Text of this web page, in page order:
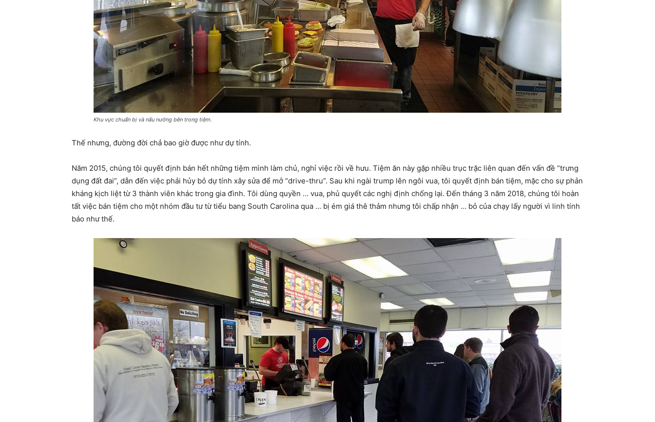
Khu vực chuẩn bị và nấu nướng bên trong tiệm.
Thế nhưng, đường đời chả bao giờ được như dự tính.
Năm 2015, chúng tôi quyết định bán hết những tiệm mình làm chủ, nghỉ việc rồi về hưu. Tiệm ăn này gặp nhiều trục trặc liên quan đến vấn đề “trưng
dụng đất đai”, dẫn đến việc phải hủy bỏ dự tính xây sửa để mở “drive-thru”. Sau khi ngài trump lên ngôi vua, tôi quyết định bán tiệm, mặc cho sự phản
kháng kịch liệt từ 3 thành viên khác trong gia đình. Tôi dùng quyền … vua, phủ quyết các nghị định chống lại. Đến tháng 3 năm 2018, chúng tôi hoàn
tất việc bán tiệm cho một nhóm đầu tư từ tiểu bang South Carolina qua … bị ém giá thê thảm nhưng tôi chấp nhận … bỏ của chạy lấy người vì linh tính
báo như thế.